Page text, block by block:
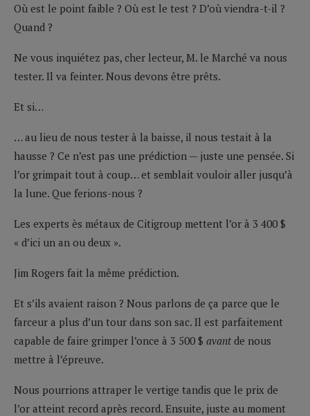
Où est le point faible ? Où est le test ? D’où viendra-t-il ?
Quand ?
Ne vous inquiétez pas, cher lecteur, M. le Marché va nous
tester. Il va feinter. Nous devons être prêts.
Et si…
… au lieu de nous tester à la baisse, il nous testait à la
hausse ? Ce n’est pas une prédiction — juste une pensée. Si
l’or grimpait tout à coup… et semblait vouloir aller jusqu’à
la lune. Que ferions-nous ?
Les experts ès métaux de Citigroup mettent l’or à 3 400 $
« d’ici un an ou deux ».
Jim Rogers fait la même prédiction.
Et s’ils avaient raison ? Nous parlons de ça parce que le
farceur a plus d’un tour dans son sac. Il est parfaitement
capable de faire grimper l’once à 3 500 $ avant de nous
mettre à l’épreuve.
Nous pourrions attraper le vertige tandis que le prix de
l’or atteint record après record. Ensuite, juste au moment